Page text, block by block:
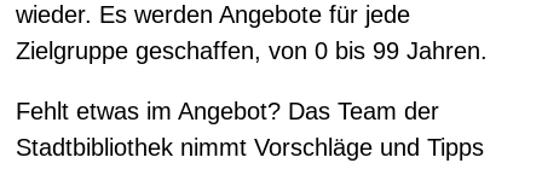
wieder. Es werden Angebote für jede
Zielgruppe geschaffen, von 0 bis 99 Jahren.
Fehlt etwas im Angebot? Das Team der
Stadtbibliothek nimmt Vorschläge und Tipps